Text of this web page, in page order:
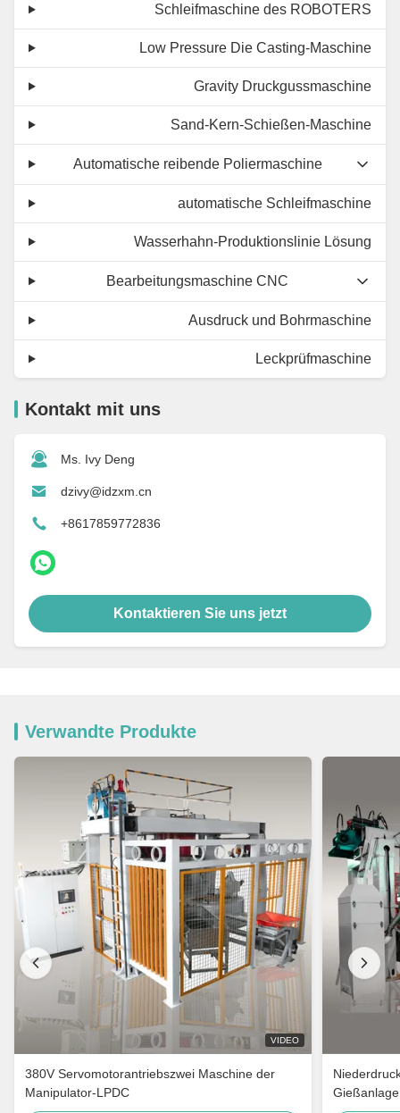
Schleifmaschine des ROBOTERS
Low Pressure Die Casting-Maschine
Gravity Druckgussmaschine
Sand-Kern-Schießen-Maschine
Automatische reibende Poliermaschine
automatische Schleifmaschine
Wasserhahn-Produktionslinie Lösung
Bearbeitungsmaschine CNC
Ausdruck und Bohrmaschine
Leckprüfmaschine
Kontakt mit uns
Ms. Ivy Deng
dzivy@idzxm.cn
+8617859772836
Kontaktieren Sie uns jetzt
Verwandte Produkte
VIDEO
380V Servomotorantriebszwei Maschine der
Manipulator-LPDC
Gießanlage